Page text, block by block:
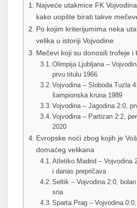
Najveće utakmice FK
kako uopšte birati takve
Po kojim kriterijumima neka
velika u istoriji Vojvodine
Mečevi koji su donosili trofeje i
Olimpija Ljubljana –
prvu titulu 1966
Vojvodina – Sloboda Tuzla
šampionska kruna 1989
Vojvodina – Jagodina 2:0,
Vojvodina – Partizan 2:2,
2020
Evropske noći zbog kojih je
domaćeg velikana
Atletiko Madrid – Vojvodina
i danas prepričava
Seltik – Vojvodina 2:0,
sna
Sparta Prag – Vojvodina